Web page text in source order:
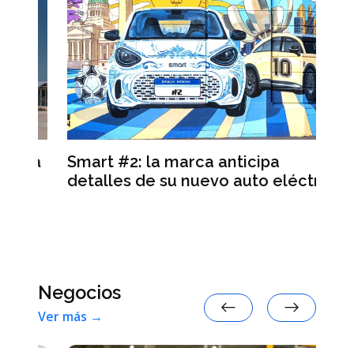
Smart #2: la marca anticipa
detalles de su nuevo auto eléctrico
Negocios
Ver más →